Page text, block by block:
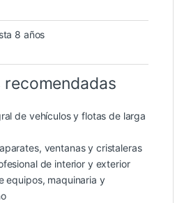
8 años
de vehículos y flotas de larga
ventanas y cristaleras
de interior y exterior
equipos, maquinaria y